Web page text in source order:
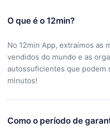
O que é o 12min?
No 12min App, extraímos as
vendidos do mundo e as
autossuficientes que podem
minutos!
Como o período de